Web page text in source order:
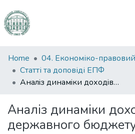
Communities
&
Collections
Statistics
Home
Статті та доповіді ЕПФ
Аналiз динамiки доходiв державного бюджету України
Аналiз динамiки
державного